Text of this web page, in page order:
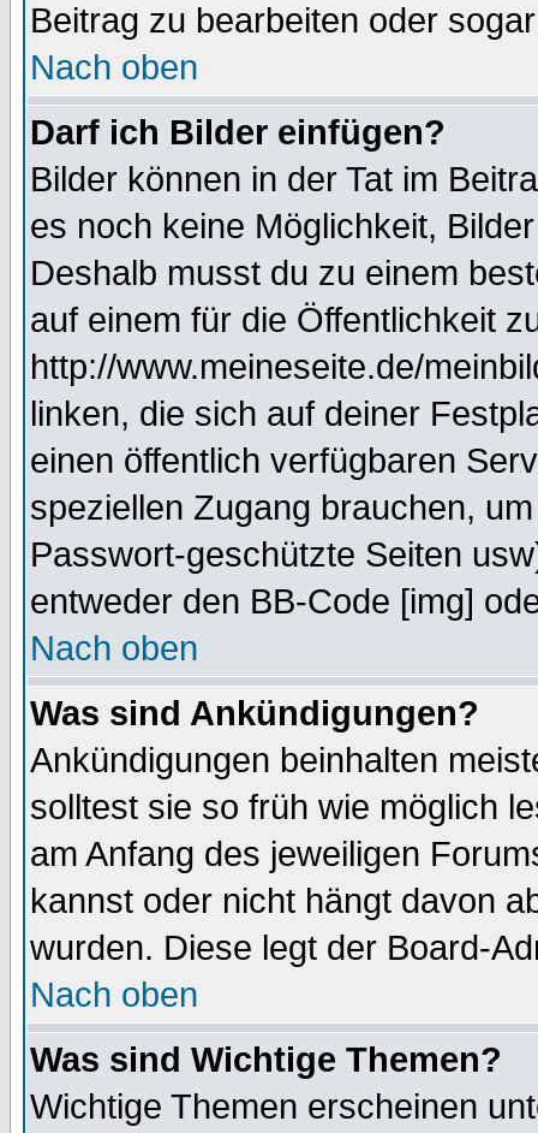
Beitrag zu bearbeiten oder
Nach oben
Darf ich Bilder einfügen?
Bilder können in der Tat im
es noch keine Möglichkeit,
Deshalb musst du zu einem
auf einem für die Öffentlichkeit
http://www.meineseite.de/
linken, die sich auf deiner
einen öffentlich verfügbaren
speziellen Zugang brauchen,
Passwort-geschützte Seiten
entweder den BB-Code [img]
Nach oben
Was sind Ankündigungen?
Ankündigungen beinhalten
solltest sie so früh wie möglich
am Anfang des jeweiligen
kannst oder nicht hängt davon
wurden. Diese legt der Board-
Nach oben
Was sind Wichtige Themen?
Wichtige Themen erscheinen